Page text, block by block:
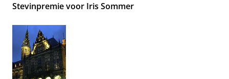
Stevinpremie voor Iris Sommer